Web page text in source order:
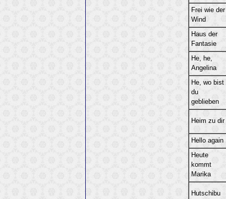
Frei wie der
Wind
Haus der
Fantasie
He, he,
Angelina
He, wo bist
du
geblieben
Heim zu dir
Hello again
Heute
kommt
Marika
Hutschibu